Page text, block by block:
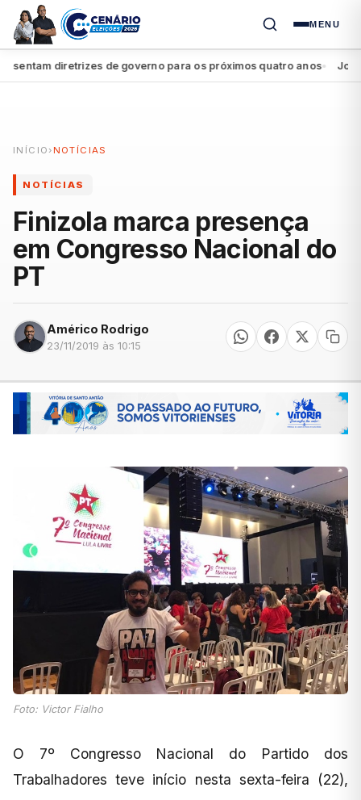
MENU
diretrizes de governo para os próximos quatro anos● João
INÍCIO › NOTÍCIAS
NOTÍCIAS
Finizola marca presença
em Congresso Nacional do
PT
Américo Rodrigo
23/11/2019 às 10:15
Foto: Victor Fialho
O 7º Congresso Nacional do Partido dos
Trabalhadores teve início nesta sexta-feira (22),